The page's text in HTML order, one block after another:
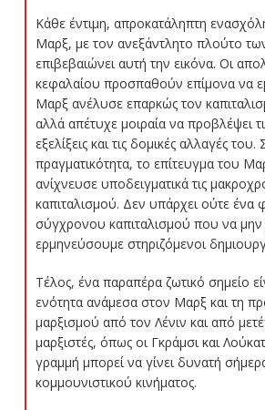
Κάθε έντιμη, απροκατάληπτη
Μαρξ, με τον ανεξάντλητο πλούτο
επιβεβαιώνει αυτή την εικόνα. Οι
κεφαλαίου προσπαθούν επίμονα να
Μαρξ ανέλυσε επαρκώς τον
αλλά απέτυχε μοιραία να προβλέψει
εξελίξεις και τις δομικές αλλαγές του.
πραγματικότητα, το επίτευγμα του
ανίχνευσε υποδειγματικά τις
καπιταλισμού. Δεν υπάρχει ούτε ένα
σύγχρονου καπιταλισμού που να
ερμηνεύσουμε στηριζόμενοι
Τέλος, ένα παραπέρα ζωτικό σημείο
ενότητα ανάμεσα στον Μαρξ και τη
μαρξισμού από τον Λένιν και από
μαρξιστές, όπως οι Γκράμσι και
γραμμή μπορεί να γίνει δυνατή
κομμουνιστικού κινήματος.